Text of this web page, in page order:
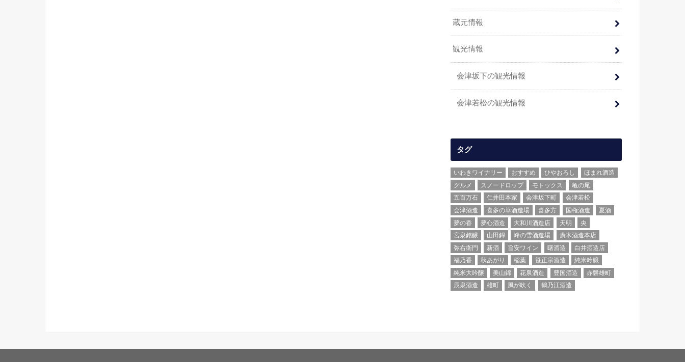
蔵元情報
観光情報
会津坂下の観光情報
会津若松の観光情報
タグ
いわきワイナリー おすすめ ひやおろし
ほまれ酒造
グルメ
スノードロップ モトックス
亀の尾
五百万石
仁井田本家 会津坂下町
会津若松
会津酒造
喜多の華酒造場 喜多方 国権酒造
夏酒
夢の香
夢心酒造 大和川酒造店 天明
央
宮泉銘醸
山田錦 峰の雪酒造場
廣木酒造本店
弥右衛門
新酒 旨安ワイン 曙酒造
白井酒造店
福乃香
秋あがり 稲葉 笹正宗酒造
純米吟醸
純米大吟醸
美山錦 花泉酒造 豊国酒造
赤磐雄町
辰泉酒造
雄町 風が吹く 鶴乃江酒造